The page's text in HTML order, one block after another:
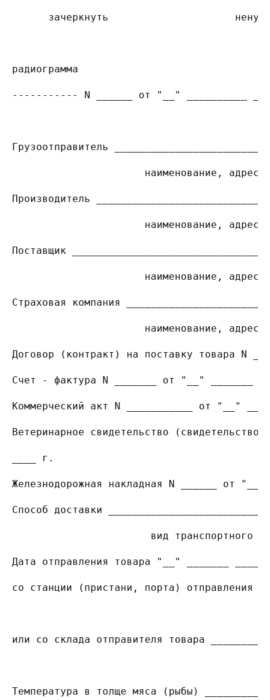
зачеркнуть
радиограмма
----------- N ______ от "__" __________
Грузоотправитель
наименование, адрес,
Производитель
наименование, адрес,
Поставщик
наименование, адрес,
Страховая компания
наименование, адрес,
Договор (контракт) на поставку товара N
Счет - фактура N _______ от "__" _______
Коммерческий акт N ___________ от "__"
Ветеринарное свидетельство
____ г.
Железнодорожная накладная N ______ от
Способ доставки
вид транспортного
Дата отправления товара "__" _______ ____
со станции (пристани, порта) отправления
или со склада отправителя товара
Температура в толще мяса (рыбы)